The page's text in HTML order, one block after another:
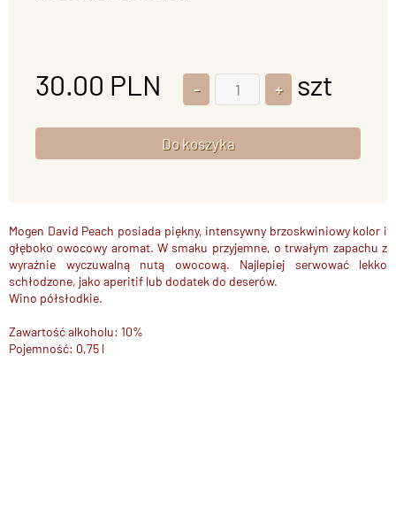
30.00 PLN szt
Mogen David Peach posiada piękny, intensywny brzoskwiniowy kolor i
głęboko owocowy aromat. W smaku przyjemne, o trwałym zapachu z
wyraźnie wyczuwalną nutą owocową. Najlepiej serwować lekko
schłodzone, jako aperitif lub dodatek do deserów.
Wino półsłodkie.
Zawartość alkoholu: 10%
Pojemność: 0,75 l